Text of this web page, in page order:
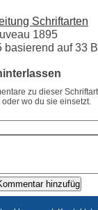
Schriftarten
1895
basierend auf33
zu dieser
wo du sie einsetzt.